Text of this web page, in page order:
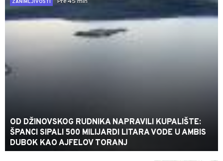
ZANIMLJIVOSTI
OD DŽINOVSKOG RUDNIKA NAPRAVILI KUPALIŠTE:
ŠPANCI SIPALI 500 MILIJARDI LITARA VODE U AMBIS
DUBOK KAO AJFELOV TORANJ